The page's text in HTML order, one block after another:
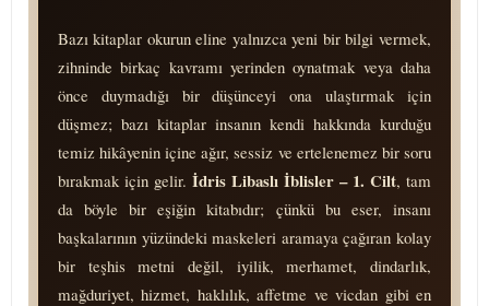
Bazı kitaplar okurun eline yalnızca yeni bir bilgi vermek,
zihninde birkaç kavramı yerinden oynatmak veya daha
önce duymadığı bir düşünceyi ona ulaştırmak için
düşmez; bazı kitaplar insanın kendi hakkında kurduğu
temiz hikâyenin içine ağır, sessiz ve ertelenemez bir soru
bırakmak için gelir. İdris Libaslı İblisler – 1. Cilt, tam
da böyle bir eşiğin kitabıdır; çünkü bu eser, insanı
başkalarının yüzündeki maskeleri aramaya çağıran kolay
bir teşhis metni değil, iyilik, merhamet, dindarlık,
mağduriyet, hizmet, haklılık, affetme ve vicdan gibi en